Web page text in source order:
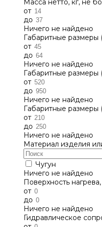
от
до
Ничего не найдено
Габаритные размеры
от
до
Ничего не найдено
Габаритные размеры
от
до
Ничего не найдено
Габаритные размеры
от
до
Ничего не найдено
Материал изделия
Чугун
Ничего не найдено
Поверхность
от
до
Ничего не найдено
Гидравлическое